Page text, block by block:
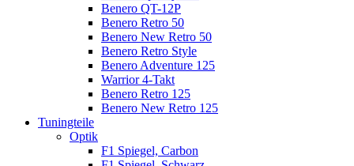
Benero QT-12P
Benero Retro 50
Benero New Retro 50
Benero Retro Style
Benero Adventure 125
Warrior 4-Takt
Benero Retro 125
Benero New Retro 125
Tuningteile
Optik
F1 Spiegel, Carbon